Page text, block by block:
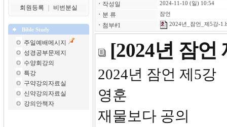
회원등록
비번분실
Bible Study
주일예배메시지
성경공부문제지
수양회강의
특강
구약강의자료실
신약강의자료실
강의안책자
ㆍ 작성일 2024-11-10 (일) 10:54
ㆍ 분 류 잠언
ㆍ 첨부#1 2024년_잠언_제5강-
[2024년 잠언
2024
영훈
재물보다 공의